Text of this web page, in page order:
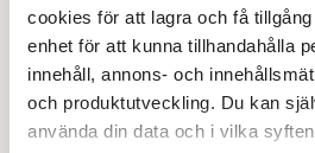
cookies för att lagra och få
enhet för att kunna tillhandahålla
innehåll, annons- och
och produktutveckling. Du kan
använda din data och i vilka
2.Sakine Madon:Efter
vänstern för Agnes Wold
STICKET
3.Dan Korn:Quisling,
UTRIKES
4.Därför liknar Putin både